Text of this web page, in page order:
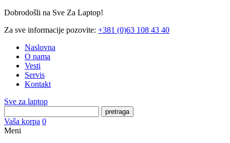
Dobrodošli na Sve Za Laptop!
Za sve informacije pozovite: +381 (0)63 108 43 40
Naslovna
O nama
Vesti
Servis
Kontakt
Sve za laptop
pretraga
Vaša korpa 0
Meni